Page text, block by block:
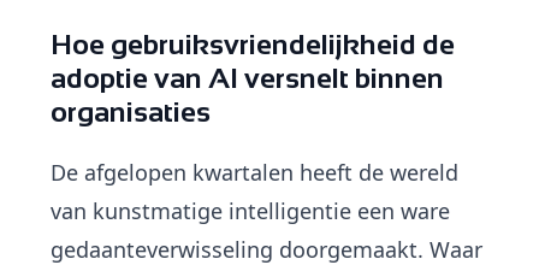
Hoe gebruiksvriendelijkheid de
adoptie van AI versnelt binnen
organisaties
De afgelopen kwartalen heeft de wereld
van kunstmatige intelligentie een ware
gedaanteverwisseling doorgemaakt. Waar